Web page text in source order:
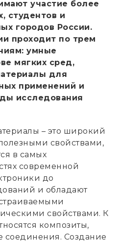
участие более
студентов и
городов России.
проходит по трем
умные
мягких сред,
для
применений и
исследования
– это широкий
свойствами,
в самых
современной
до
и обладают
свойствами. К
композиты,
соединения. Создание